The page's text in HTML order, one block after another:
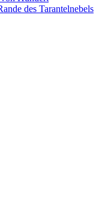
des Tarantelnebels